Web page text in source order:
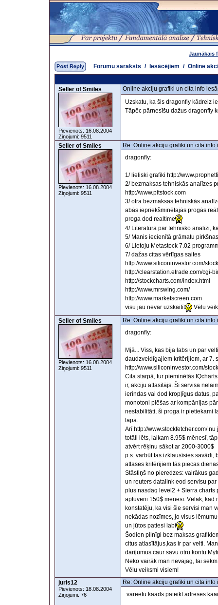
Jaunākais
Forumu saraksts / Iesācējiem / Online
Seller of Smiles
Pievienots: 16.08.2004
Ziņojumi: 9511
Online akciju grafiki un cita info
Uzskatu, ka šis dragonfly kādreiz
Tāpēc pārnesīšu dažus dragonfly
Seller of Smiles
Pievienots: 16.08.2004
Ziņojumi: 9511
Re: Online akciju grafiki un cita info
dragonfly:
1/ lieliski grafiki http://
2/ bezmaksas tehniskās analīzes
http://www.pitstock.com
3/ otra bezmaksas tehniskās
abās iepriekšminētajās progās
proga dod realtime
4/ Literatūra par tehnisko analīzi,
5/ Manis iecienītā grāmatu
6/ Lietoju Metastock 7.02
7/ dažas citas vērtīgas saites
http://www.siliconinvestor.com/
http://clearstation.etrade.com/cgi-
http://stockcharts.com/index.html
http://www.mrswing.com/
http://www.marketscreen.com
visu jau nevar uzskaitīt
Vēlu
Seller of Smiles
Pievienots: 16.08.2004
Ziņojumi: 9511
Re: Online akciju grafiki un cita info
dragonfly:
Mjā... Viss, kas bija labs un par
daudzveidīgajiem kritērijiem, ar 7.
http://www.siliconinvestor.com/
Cita starpā, tur pieminētās
ir, akciju atlasītājs. Šī servisa
ierindas vai dod kropļīgus datus,
monotoni plēšas ar kompānijas
nestabilitāti, ši proga ir pietiekami
lapā.
Arī http://www.stockfetcher.com/
totāli lēts, laikam 8.95$ mēnesī,
atvērt rēķinu sākot ar 2000-3000$
p.s. varbūt tas izklausīsies savādi,
atlases kritērijiem tās piecas
Stāstiņš no pieredzes: vairākus
un reuters datalink eod servisu
plus nasdaq level2 + Sierra
aptuveni 150$ mēnesī. Vēlāk, kad
konstatēju, ka visi šie servisi man
nekādas nozīmes, jo visus
un jūtos patiesi labi
Šodien pilnīgi bez maksas
citus atlasītājus,kas ir par velti.
darījumus caur savu otru kontu
Neko vairāk man nevajag, lai
Vēlu veiksmi visiem!
juris12
Pievienots: 18.08.2004
Ziņojumi: 76
Re: Online akciju grafiki un cita info
vareetu kaads pateikt adreses